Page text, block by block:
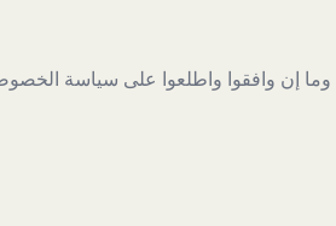
إن وافقوا واطلعوا على سياسة